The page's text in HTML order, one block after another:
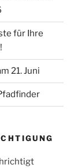
für Ihre
21. Juni